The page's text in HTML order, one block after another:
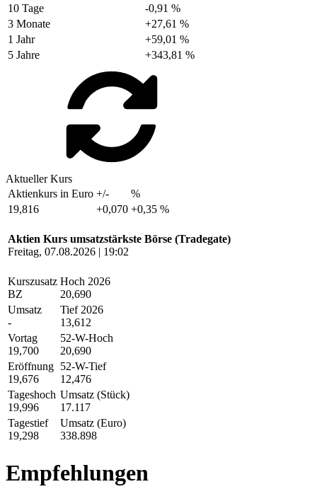
10 Tage
-0,91 %
3 Monate
+27,61 %
1 Jahr
+59,01 %
5 Jahre
+343,81 %
Aktueller Kurs
Aktienkurs in Euro +/-
%
19,816
+0,070 +0,35 %
Aktien Kurs umsatzstärkste Börse (Tradegate)
Freitag, 07.08.2026 | 19:02
Kurszusatz
BZ
Hoch 2026
20,690
Umsatz
-
Tief 2026
13,612
Vortag
19,700
52-W-Hoch
20,690
Eröffnung
19,676
52-W-Tief
12,476
Tageshoch
19,996
Umsatz (Stück)
17.117
Tagestief
19,298
Umsatz (Euro)
338.898
Empfehlungen